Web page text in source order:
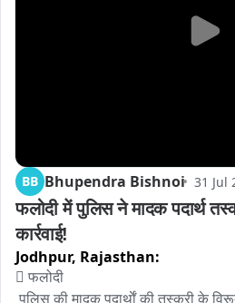
BB Bhupendra Bishnoi 31 Jul
फलोदी में पुलिस ने मादक पदार्थ
कार्रवाई!
Jodhpur, Rajasthan:
 फलोदी